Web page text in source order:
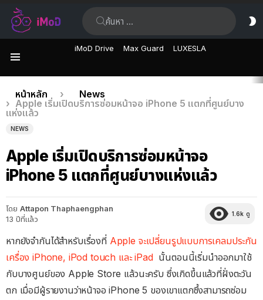
iMoD Drive Max Guard LUXESLA
เรื่อง
ล่าสุด
คุณอยู่ที่นี่:
หน้าหลัก
News
Apple เริ่มเปิดบริการซ่อมหน้าจอ iPhone 5 แตกที่ศูนย์บาง
แห่งแล้ว
NEWS
Apple เริ่มเปิดบริการซ่อมหน้าจอ
iPhone 5 แตกที่ศูนย์บางแห่งแล้ว
โดย Attapon Thaphaengphan
13 ปีที่แล้ว
1.6k ดู
หากยังจำกันได้สำหรับเรื่องที่ Apple จะเปลี่ยนรูปแบบการเคลมประกัน
เครื่อง iPhone, iPod touch และ iPad นั้นตอนนี้เริ่มนำออกมาใช้
กับบางศูนย์ของ Apple Store แล้วนะครับ ซึ่งเกิดขึ้นแล้วที่ฝั่งตะวัน
ตก เมื่อมีผู้รายงานว่าหน้าจอ iPhone 5 ของเขาแตกซึ้งสามารถซ่อม